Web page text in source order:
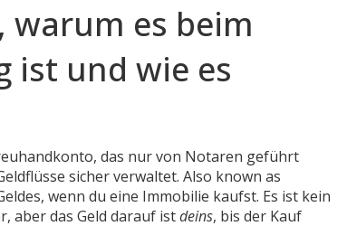
warum es beim
ist und wie es
das nur von Notaren geführt
sicher verwaltet. Also known as
wenn du eine Immobilie kaufst. Es ist kein
aber das Geld darauf istdeins, bis der Kauf